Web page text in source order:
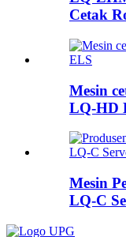
Cetak
Mesin
LQ-HD
Mesin
LQ-C